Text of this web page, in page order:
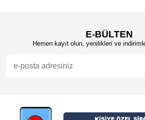
E-BÜLTEN
Hemen kayıt olun, yenilikleri ve